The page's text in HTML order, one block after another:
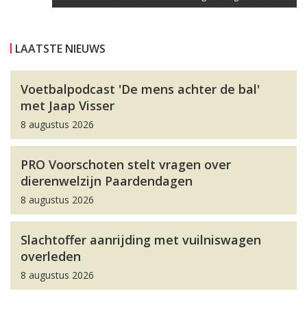
LAATSTE NIEUWS
Voetbalpodcast 'De mens achter de bal'
met Jaap Visser
8 augustus 2026
PRO Voorschoten stelt vragen over
dierenwelzijn Paardendagen
8 augustus 2026
Slachtoffer aanrijding met vuilniswagen
overleden
8 augustus 2026